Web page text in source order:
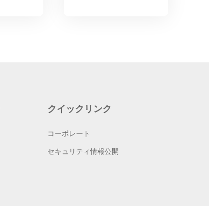
クイックリンク
コーポレート
セキュリティ情報公開